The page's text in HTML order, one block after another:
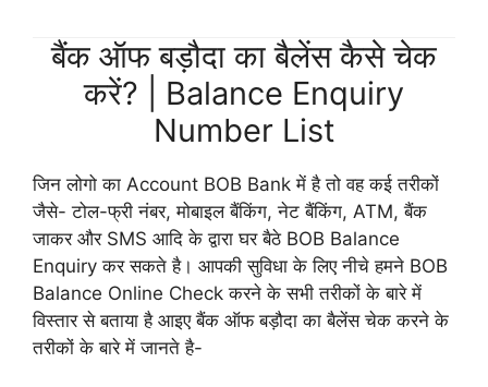
बैंक ऑफ बड़ौदा का बैलेंस कैसे चेक
करें? | Balance Enquiry
Number List
जिन लोगो का Account BOB Bank में है तो वह कई तरीकों
जैसे- टोल-फ्री नंबर, मोबाइल बैंकिंग, नेट बैंकिंग, ATM, बैंक
जाकर और SMS आदि के द्वारा घर बैठे BOB Balance
Enquiry कर सकते है। आपकी सुविधा के लिए नीचे हमने BOB
Balance Online Check करने के सभी तरीकों के बारे में
विस्तार से बताया है आइए बैंक ऑफ बड़ौदा का बैलेंस चेक करने के
तरीकों के बारे में जानते है-